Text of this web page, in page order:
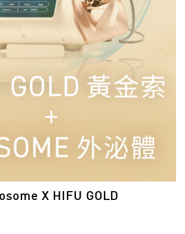
X HIFU GOLD